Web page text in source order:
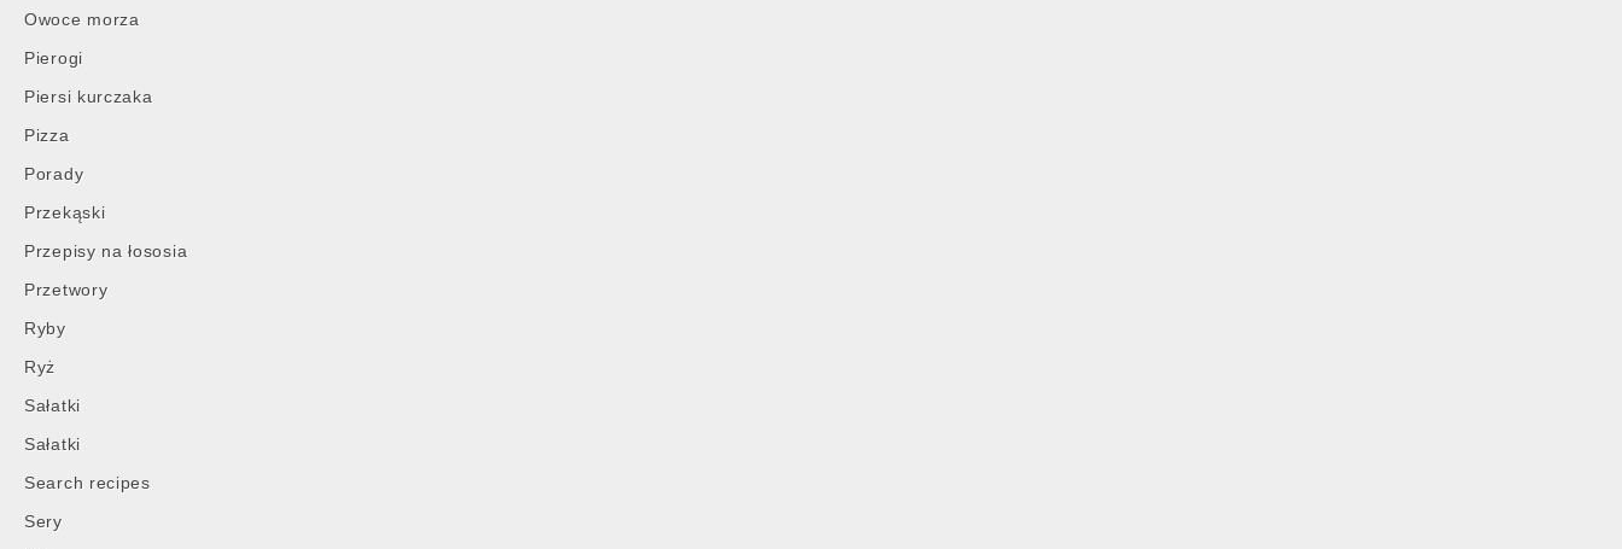
Owoce morza
Pierogi
Piersi kurczaka
Pizza
Porady
Przekąski
Przepisy na łososia
Przetwory
Ryby
Ryż
Sałatki
Sałatki
Search recipes
Sery